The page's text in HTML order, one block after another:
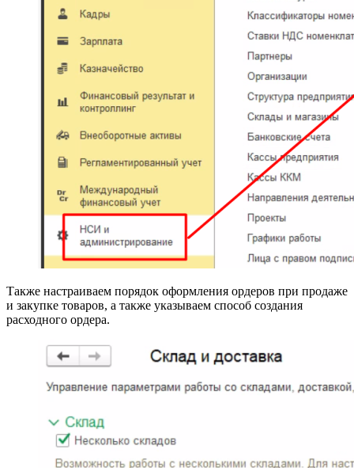
Также настраиваем порядок оформления ордеров при продаже
и закупке товаров, а также указываем способ создания
расходного ордера.